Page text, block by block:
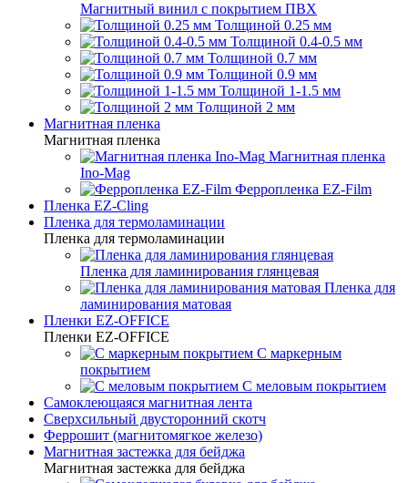
Магнитный винил с покрытием ПВХ
Толщиной 0.25 мм
Толщиной 0.4-0.5 мм
Толщиной 0.7 мм
Толщиной 0.9 мм
Толщиной 1-1.5 мм
Толщиной 2 мм
Магнитная пленка
Магнитная пленка
Магнитная пленка
Ino-Mag
Ферропленка EZ-Film
Пленка EZ-Cling
Пленка для термоламинации
Пленка для термоламинации
Пленка для ламинирования глянцевая
Пленка для
ламинирования матовая
Пленки EZ-OFFICE
Пленки EZ-OFFICE
С маркерным
покрытием
С меловым покрытием
Самоклеющаяся магнитная лента
Сверхсильный двусторонний скотч
Феррошит (магнитомягкое железо)
Магнитная застежка для бейджа
Магнитная застежка для бейджа